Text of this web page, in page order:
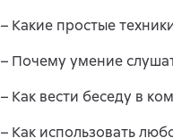
– Какие простые
– Почему умение
– Как вести беседу в
– Как использовать